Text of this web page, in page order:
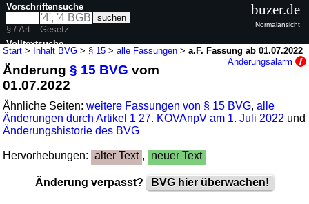
Start > Inhalt BVG > § 15 >alle Fassungen >a.F. Fassung ab 01.07.2022
Änderungsalarm
Änderung§ 15 BVG vom
01.07.2022
Ähnliche Seiten:weitere Fassungen von § 15 BVG,alle
Änderungen durch Artikel 1 27. KOVAnpV am 1. Juli 2022 und
Änderungshistorie des BVG
Hervorhebungen: alter Text , neuer Text
Änderung verpasst? BVG hier überwachen!
Vorschriftensuche
§ / Art.
Gesetz
Volltextsuche
nur in BVG
buzer.de
Normalansicht